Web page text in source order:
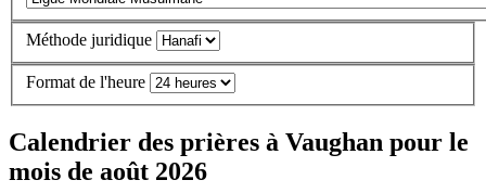
Méthode juridique
Format de l'heure
Calendrier des prières à Vaughan pour le
mois de août 2026